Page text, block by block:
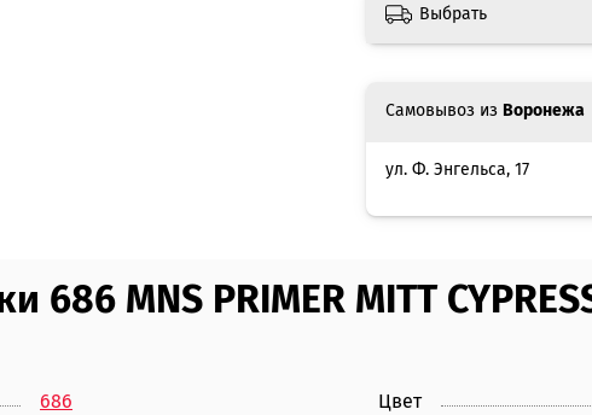
Самовывоз из Воронежа
ул. Ф. Энгельса, 17
Выбрать
MNS PRIMER MITT
686 Цвет